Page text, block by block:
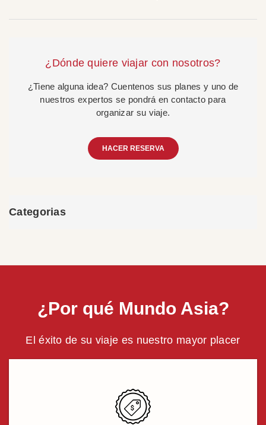
¿Dónde quiere viajar con nosotros?
¿Tiene alguna idea? Cuentenos sus planes y uno de
nuestros expertos se pondrá en contacto para
organizar su viaje.
HACER RESERVA
Categorias
¿Por qué Mundo Asia?
El éxito de su viaje es nuestro mayor placer